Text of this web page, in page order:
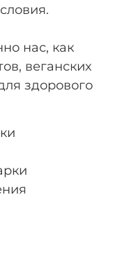
нас, как
веганских
здорового